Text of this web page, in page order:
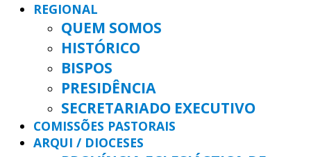
REGIONAL
QUEM SOMOS
HISTÓRICO
BISPOS
PRESIDÊNCIA
SECRETARIADO EXECUTIVO
COMISSÕES PASTORAIS
ARQUI / DIOCESES